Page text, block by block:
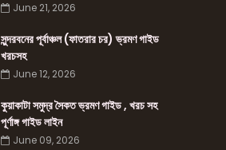
June 21, 2026
সুন্দরবনের পূর্বাঞ্চল (ফাতরার চর) ভ্রমণ গাইড
খরচসহ
June 12, 2026
কুয়াকাটা সমুদ্র সৈকত ভ্রমণ গাইড , খরচ সহ
পূর্ণাঙ্গ গাইড লাইন
June 09, 2026